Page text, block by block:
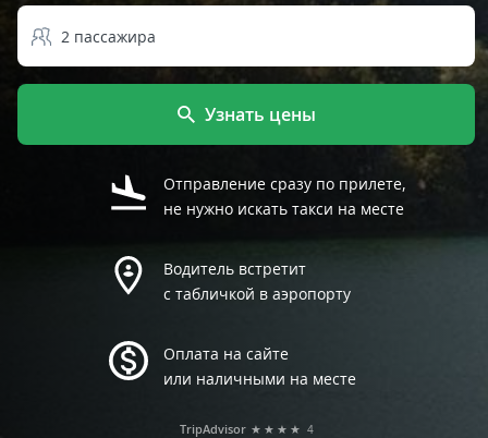
2 пассажира
Узнать цены
Отправление сразу по прилете,
не нужно искать такси на месте
Водитель встретит
с табличкой в аэропорту
Оплата на сайте
или наличными на месте
TripAdvisor ★★★★ 4